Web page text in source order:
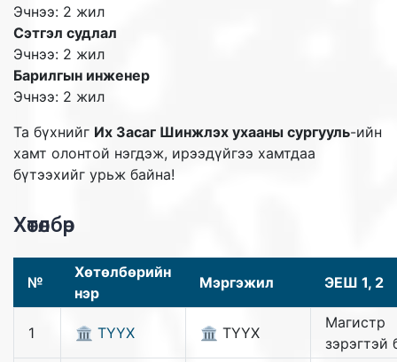
Эчнээ: 2 жил
Сэтгэл судлал
Эчнээ: 2 жил
Барилгын инженер
Эчнээ: 2 жил
Та бүхнийг Их Засаг Шинжлэх ухааны сургууль-ийн
хамт олонтой нэгдэж, ирээдүйгээ хамтдаа
бүтээхийг урьж байна!
Хөтөлбөр
№
Хөтөлбөрийн
нэр
Мэргэжил ЭЕШ 1, 2
1 🏛️ ТҮҮХ 🏛️ ТҮҮХ
Магистр
зэрэгтэй